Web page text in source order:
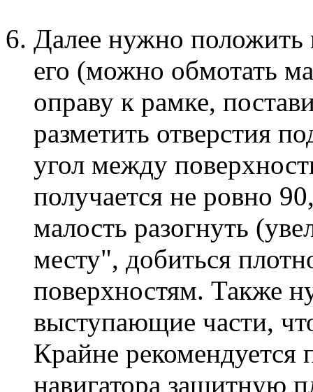
Далее нужно положить
его (можно обмотать
оправу к рамке,
разметить отверстия
угол между
получается не ровно
малость разогнуть
месту", добиться
поверхностям. Также
выступающие части,
Крайне рекомендуется
навигатора защитную